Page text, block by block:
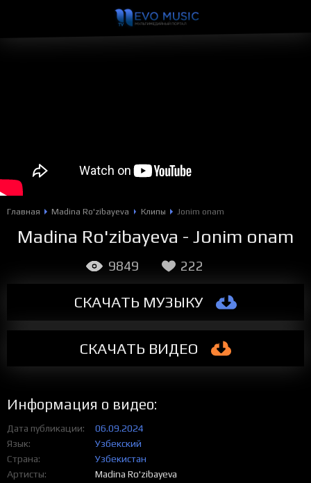
Главная Madina Ro'zibayeva Клипы Jonim onam
Madina Ro'zibayeva - Jonim onam
СКАЧАТЬ МУЗЫКУ
СКАЧАТЬ ВИДЕО
9849 222
Информация о видео:
Дата публикации
06.09.2024
Язык
Узбекский
Страна
Узбекистан
Артисты
Madina Ro'zibayeva